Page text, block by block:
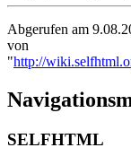
Abgerufen am
von
"http://
SELFHTML